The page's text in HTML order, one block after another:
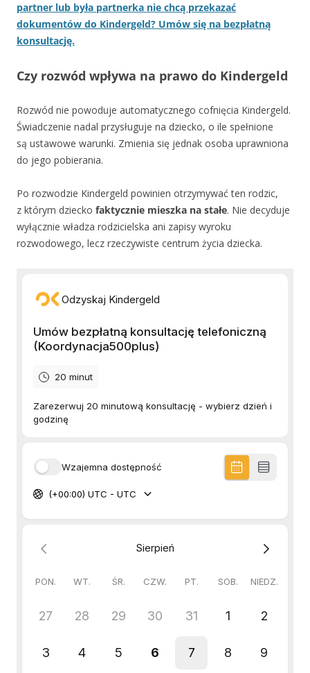
partner lub była partnerka nie chcą przekazać
dokumentów do Kindergeld? Umów się na bezpłatną
konsultację.
Czy rozwód wpływa na prawo do Kindergeld
Rozwód nie powoduje automatycznego cofnięcia Kindergeld.
Świadczenie nadal przysługuje na dziecko, o ile spełnione
są ustawowe warunki. Zmienia się jednak osoba uprawniona
do jego pobierania.
Po rozwodzie Kindergeld powinien otrzymywać ten rodzic,
z którym dziecko faktycznie mieszka na stałe. Nie decyduje
wyłącznie władza rodzicielska ani zapisy wyroku
rozwodowego, lecz rzeczywiste centrum życia dziecka.